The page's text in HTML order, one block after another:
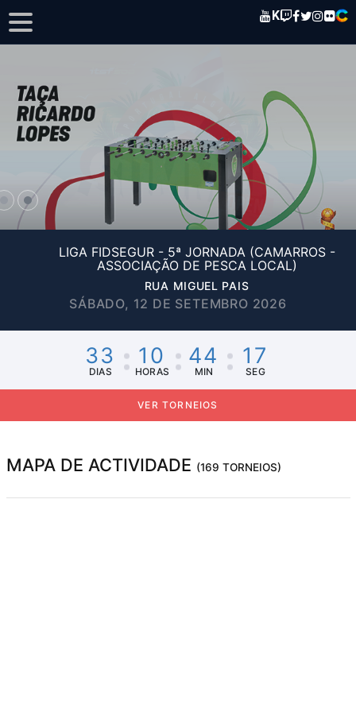
K
LIGA FIDSEGUR - 5ª JORNADA (CAMARROS -
ASSOCIAÇÃO DE PESCA LOCAL)
RUA MIGUEL PAIS
SÁBADO, 12 DE SETEMBRO 2026
33
DIAS
10
HORAS
44
MIN
17
SEG
VER TORNEIOS
MAPA DE ACTIVIDADE (169 TORNEIOS)